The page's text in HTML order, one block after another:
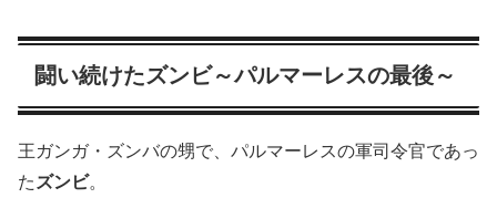
闘い続けたズンビ～パルマーレスの最後～
王ガンガ・ズンバの甥で、パルマーレスの軍司令官であっ
た ズンビ。